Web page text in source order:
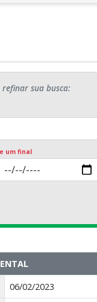
sua busca:
um final
06/02/2023